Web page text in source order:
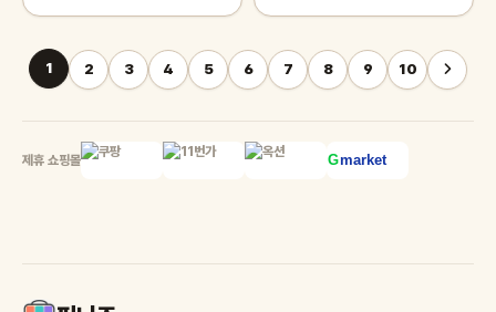
1 2 3 4 5 6 7 8 9 10
제휴 쇼핑몰